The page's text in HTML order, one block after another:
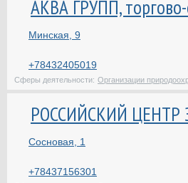
АКВА ГРУПП,
Минская, 9
+78432405019
Сферы деятельности: Организации
РОССИЙСКИЙ
Сосновая, 1
+78437156301